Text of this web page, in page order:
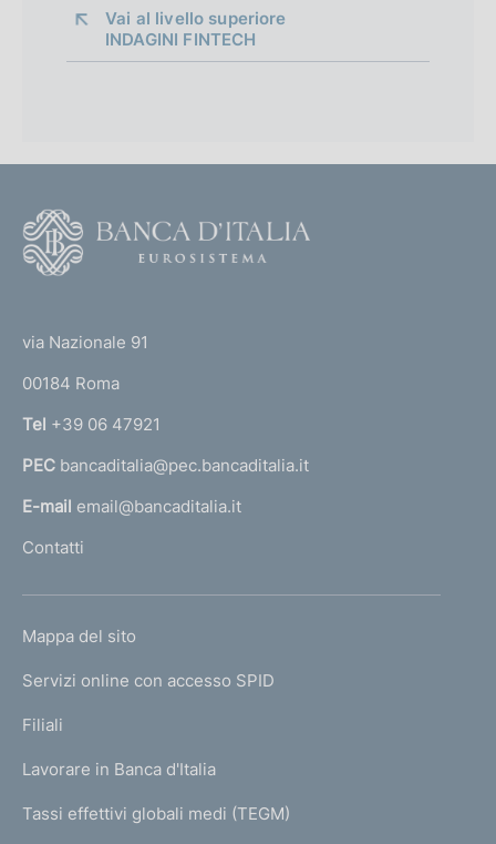
Vai al livello superiore
INDAGINI FINTECH
r
n
a
l
'
m
e
a
g
via Nazionale 91
00184 Roma
Tel +39 06 47921
PEC bancaditalia@pec.bancaditalia.it
E-mail email@bancaditalia.it
Contatti
L
N
K
T
I
Mappa del sito
Servizi online con accesso SPID
Filiali
Lavorare in Banca d'Italia
Tassi effettivi globali medi (TEGM)